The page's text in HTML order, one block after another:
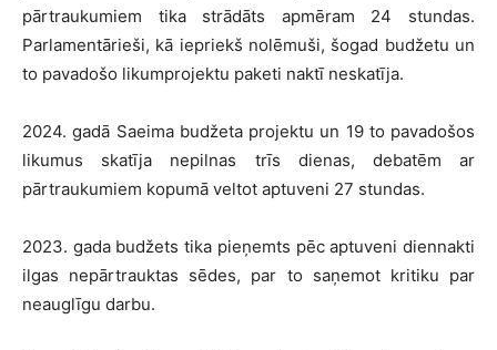
pārtraukumiem tika strādāts apmēram 24 stundas.
Parlamentārieši, kā iepriekš nolēmuši, šogad budžetu un
to pavadošo likumprojektu paketi naktī neskatīja.
2024. gadā Saeima budžeta projektu un 19 to pavadošos
likumus skatīja nepilnas trīs dienas, debatēm ar
pārtraukumiem kopumā veltot aptuveni 27 stundas.
2023. gada budžets tika pieņemts pēc aptuveni diennakti
ilgas nepārtrauktas sēdes, par to saņemot kritiku par
neauglīgu darbu.